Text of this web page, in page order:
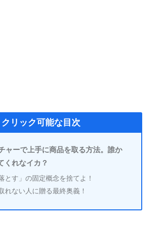
クリック可能な目次
ャーで上手に商品を取る方法。誰か
くれなイカ？
とす」の固定概念を捨てよ！
れない人に贈る最終奥義！